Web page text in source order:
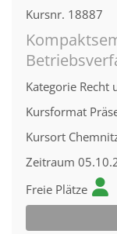
Kursnr. 18887
Kategorie Recht
Kursformat
Kursort
Zeitraum
Freie Plätze